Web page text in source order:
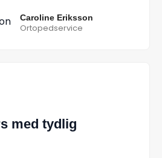
Caroline Eriksson
Ortopedservice
med tydlig